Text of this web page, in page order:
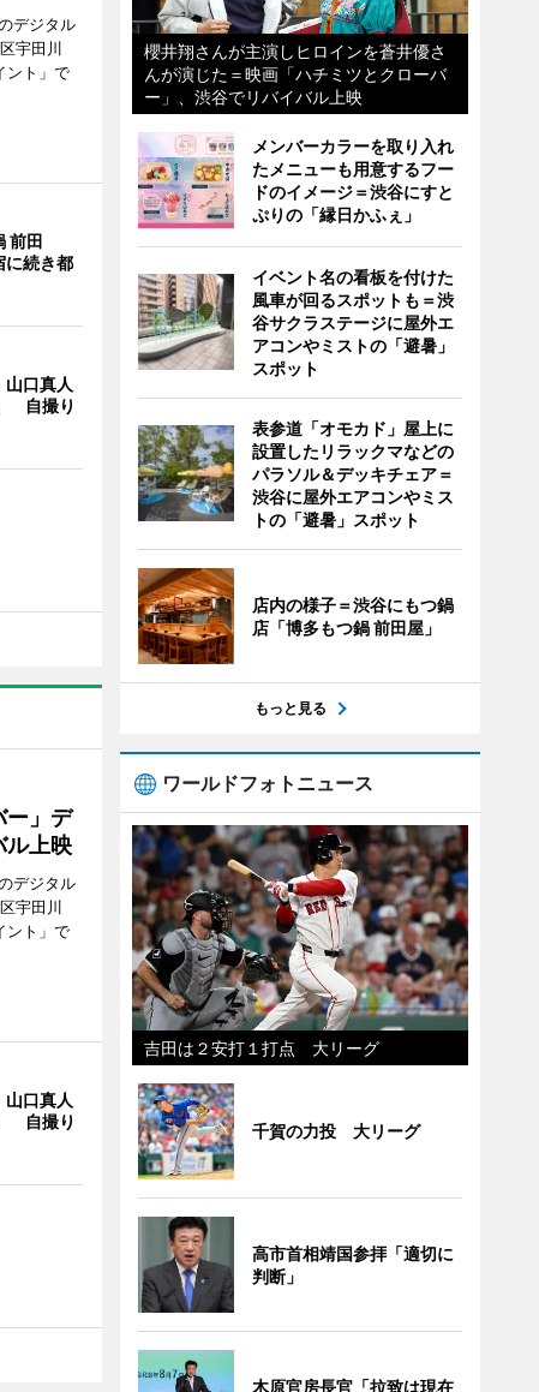
デジタル
宇田川
ント」で
前田
続き都
口真人
自撮り
ー」デ
ル上映
デジタル
宇田川
ント」で
口真人
自撮り
櫻井翔さんが主演しヒロインを蒼井優さ
んが演じた＝映画「ハチミツとクローバ
ー」、渋谷でリバイバル上映
メンバーカラーを取り入れ
たメニューも用意するフー
ドのイメージ＝渋谷にすと
ぷりの「縁日かふぇ」
イベント名の看板を付けた
風車が回るスポットも＝渋
谷サクラステージに屋外エ
アコンやミストの「避暑」
スポット
表参道「オモカド」屋上に
設置したリラックマなどの
パラソル＆デッキチェア＝
渋谷に屋外エアコンやミス
トの「避暑」スポット
店内の様子＝渋谷にもつ鍋
店「博多もつ鍋 前田屋」
もっと見る
ワールドフォトニュース
吉田は２安打１打点 大リーグ
千賀の力投 大リーグ
高市首相靖国参拝「適切に
判断」
木原官房長官「拉致は現在